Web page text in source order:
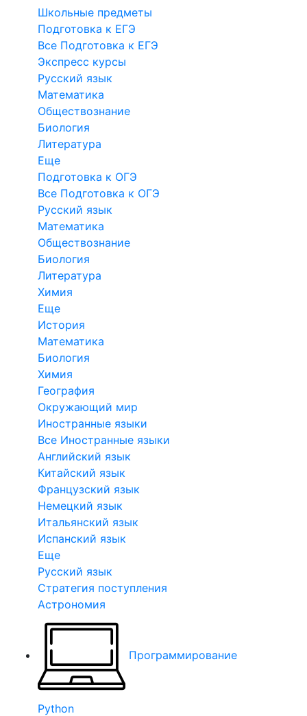
Школьные предметы
Подготовка к ЕГЭ
Все Подготовка к ЕГЭ
Экспресс курсы
Русский язык
Математика
Обществознание
Биология
Литература
Еще
Подготовка к ОГЭ
Все Подготовка к ОГЭ
Русский язык
Математика
Обществознание
Биология
Литература
Химия
Еще
История
Математика
Биология
Химия
География
Окружающий мир
Иностранные языки
Все Иностранные языки
Английский язык
Китайский язык
Французский язык
Немецкий язык
Итальянский язык
Испанский язык
Еще
Русский язык
Стратегия поступления
Астрономия
Программирование
Python